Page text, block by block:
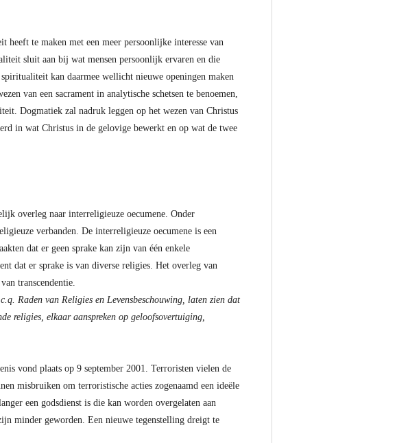
te maken met een meer persoonlijke interesse van
sluit aan bij wat mensen persoonlijk ervaren en die
kan daarmee wellicht nieuwe openingen maken
van een sacrament in analytische schetsen te benoemen,
Dogmatiek zal nadruk leggen op het wezen van Christus
in wat Christus in de gelovige bewerkt en op wat de twee
overleg naar interreligieuze oecumene. Onder
verbanden. De interreligieuze oecumene is een
dat er geen sprake kan zijn van één enkele
dat er sprake is van diverse religies. Het overleg van
transcendentie.
Raden van Religies en Levensbeschouwing, laten zien dat
religies, elkaar aanspreken op geloofsovertuiging,
vond plaats op 9 september 2001. Terroristen vielen de
misbruiken om terroristische acties zogenaamd een ideële
een godsdienst is die kan worden overgelaten aan
minder geworden. Een nieuwe tegenstelling dreigt te